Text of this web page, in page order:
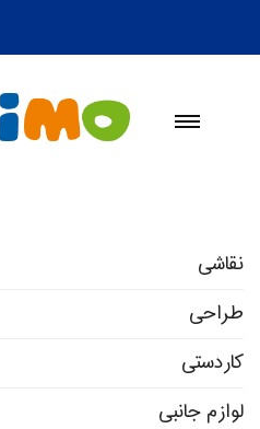
نقاشی
طراحی
کاردستی
لوازم جانبی